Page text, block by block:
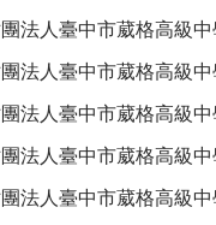
法人臺中市葳格高級
法人臺中市葳格高級
法人臺中市葳格高級
法人臺中市葳格高級
法人臺中市葳格高級